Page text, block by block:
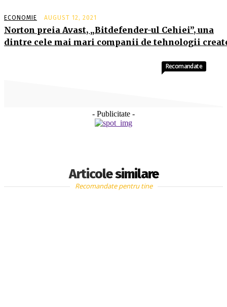
ECONOMIE AUGUST 12, 2021
Norton preia Avast, „Bitdefender-ul Cehiei”, una
dintre cele mai mari companii de tehnologii
- Publicitate -
Articole similare
Recomandate
Recomandate pentru tine